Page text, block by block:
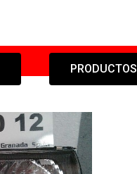
PRODUCTOS